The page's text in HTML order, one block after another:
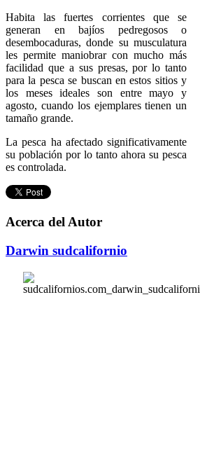
Habita las fuertes corrientes que se
generan en bajíos pedregosos o
desembocaduras, donde su musculatura
les permite maniobrar con mucho más
facilidad que a sus presas, por lo tanto
para la pesca se buscan en estos sitios y
los meses ideales son entre mayo y
agosto, cuando los ejemplares tienen un
tamaño grande.
La pesca ha afectado significativamente
su población por lo tanto ahora su pesca
es controlada.
Acerca del Autor
Darwin sudcalifornio